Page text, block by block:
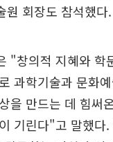
원 회장도 참석했다.
"창의적 지혜와 학
과학기술과 문화
을 만드는 데 힘써
기린다"고 말했다.